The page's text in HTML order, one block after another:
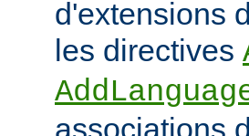
d'extensions
les directives
associations